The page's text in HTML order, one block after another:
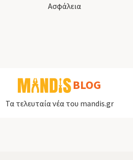
Ασφάλεια
BLOG
Τα τελευταία νέα του mandis.gr